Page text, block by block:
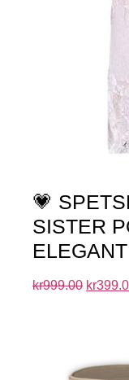
💗
SISTER
ELEGANT
kr999.00 kr